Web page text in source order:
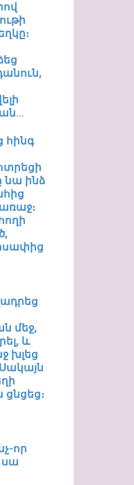
հինգ
նա ինձ
մեջ,
և
խլեց
ցնցեց։
որ
սա